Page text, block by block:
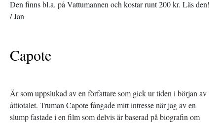
Den finns bl.a. på Vattumannen och kostar runt 200 kr. Läs den!
/ Jan
Capote
Är som uppslukad av en författare som gick ur tiden i början av
åttiotalet. Truman Capote fångade mitt intresse när jag av en
slump fastade i en film som delvis är baserad på biografin om